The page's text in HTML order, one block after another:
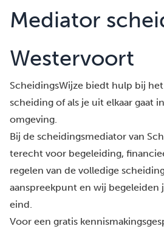
Mediator
Westervoort
ScheidingsWijze biedt hulp bij
scheiding of als je uit elkaar gaat
omgeving.
Bij de scheidingsmediator van
terecht voor begeleiding,
regelen van de volledige
aanspreekpunt en wij begeleiden
eind.
Voor een gratis